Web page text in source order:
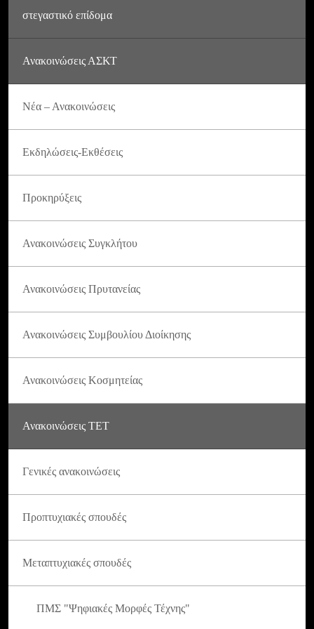
στεγαστικό επίδομα
Ανακοινώσεις ΑΣΚΤ
Νέα – Ανακοινώσεις
Εκδηλώσεις-Εκθέσεις
Προκηρύξεις
Ανακοινώσεις Συγκλήτου
Ανακοινώσεις Πρυτανείας
Ανακοινώσεις Συμβουλίου Διοίκησης
Ανακοινώσεις Κοσμητείας
Ανακοινώσεις ΤΕΤ
Γενικές ανακοινώσεις
Προπτυχιακές σπουδές
Μεταπτυχιακές σπουδές
ΠΜΣ "Ψηφιακές Μορφές Τέχνης"